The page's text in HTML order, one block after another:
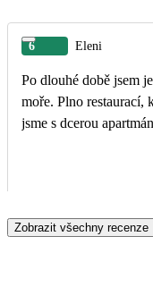
6 Eleni
Po dlouhé době jsem
moře. Plno restaurací,
jsme s dcerou
Zobrazit všechny recenze